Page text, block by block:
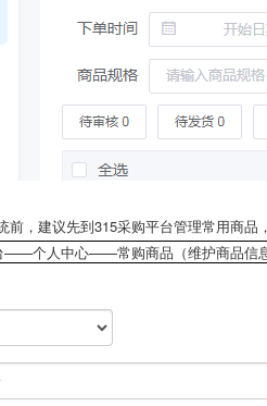
前，建议先到315采购平台管理常用商品
——个人中心——常购商品（维护商品信